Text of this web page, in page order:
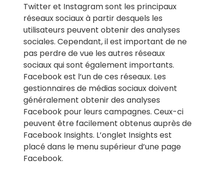
Twitter et Instagram sont les principaux
réseaux sociaux à partir desquels les
utilisateurs peuvent obtenir des analyses
sociales. Cependant, il est important de ne
pas perdre de vue les autres réseaux
sociaux qui sont également importants.
Facebook est l’un de ces réseaux. Les
gestionnaires de médias sociaux doivent
généralement obtenir des analyses
Facebook pour leurs campagnes. Ceux-ci
peuvent être facilement obtenus auprès de
Facebook Insights. L’onglet Insights est
placé dans le menu supérieur d’une page
Facebook.